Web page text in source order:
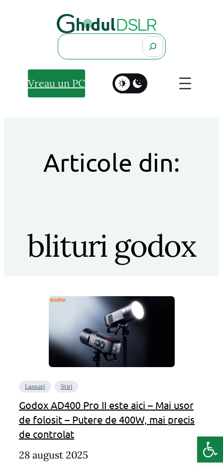
Search
Vreau un PC
Articole din:
blituri godox
Lansari Stiri
Godox AD400 Pro II este aici – Mai usor
de folosit – Putere de 400W, mai precis
de controlat
28 august 2025